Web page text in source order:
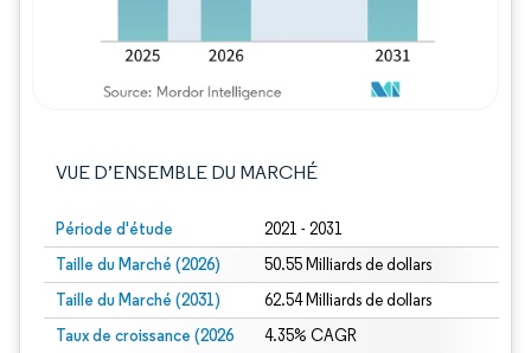
VUE D’ENSEMBLE DU MARCHÉ
Période d'étude 2021 - 2031
Taille du Marché (2026) 50.55 Milliards de dollars
Taille du Marché (2031) 62.54 Milliards de dollars
Taux de croissance (2026
4.35% CAGR